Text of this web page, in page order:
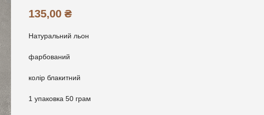
135,00 ₴
Натуральний льон
фарбований
колір блакитний
1 упаковка 50 грам